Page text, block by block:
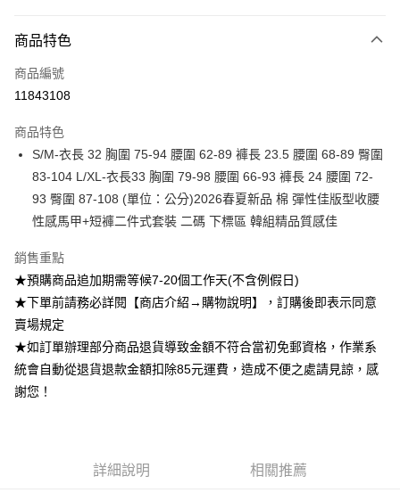
信用卡一次付款
超商取貨付款
ATM付款
運送方式
全家付款取貨
付款後全家取貨
每筆NT$85，滿NT$1,200(含以上)免運費
每筆NT$85，滿NT$1,200(含以上)免運費
付款後7-11取貨
每筆NT$85，滿NT$1,200(含以上)免運費
商品特色
商品編號
11843108
商品特色
S/M-衣長 32 胸圍 75-94 腰圍 62-89 褲長 23.5 腰圍 68-89 臀圍
83-104 L/XL-衣長33 胸圍 79-98 腰圍 66-93 褲長 24 腰圍 72-
93 臀圍 87-108 (單位：公分)2026春夏新品 棉 彈性佳版型收腰
性感馬甲+短褲二件式套裝 二碼 下標區 韓組精品質感佳
銷售重點
★預購商品追加期需等候7-20個工作天(不含例假日)
★下單前請務必詳閱【商店介紹→購物說明】，訂購後即表示同意
賣場規定
★如訂單辦理部分商品退貨導致金額不符合當初免郵資格，作業系
統會自動從退貨退款金額扣除85元運費，造成不便之處請見諒，感
謝您！
詳細說明 相關推薦